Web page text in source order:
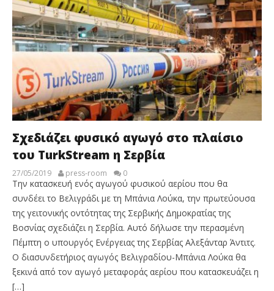
Σχεδιάζει φυσικό αγωγό στο πλαίσιο
του TurkStream η Σερβία
27/05/2019 press-room 0
Την κατασκευή ενός αγωγού φυσικού αερίου που θα
συνδέει το Βελιγράδι με τη Μπάνια Λούκα, την πρωτεύουσα
της γειτονικής οντότητας της Σερβικής Δημοκρατίας της
Βοσνίας σχεδιάζει η Σερβία. Αυτό δήλωσε την περασμένη
Πέμπτη ο υπουργός Ενέργειας της Σερβίας Αλεξάνταρ Άντιτς.
Ο διασυνδετήριος αγωγός Βελιγραδίου-Μπάνια Λούκα θα
ξεκινά από τον αγωγό μεταφοράς αερίου που κατασκευάζει η
[…]